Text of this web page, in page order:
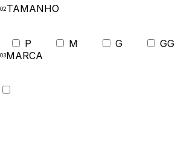
TAMANHO
P M G
GG
MARCA